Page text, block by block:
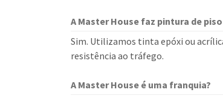
A Master House faz pintura de
Sim. Utilizamos tinta epóxi ou
resistência ao tráfego.
A Master House é uma franquia?